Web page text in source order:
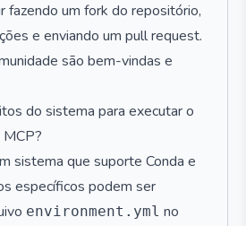
fazendo um fork do repositório,
e enviando um pull request.
são bem-vindas e
do sistema para executar o
sistema que suporte Conda e
específicos podem ser
environment.yml no